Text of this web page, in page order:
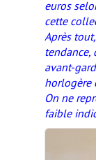
euros
cette
Après
tendance,
avant-
horlogère
On ne
faible